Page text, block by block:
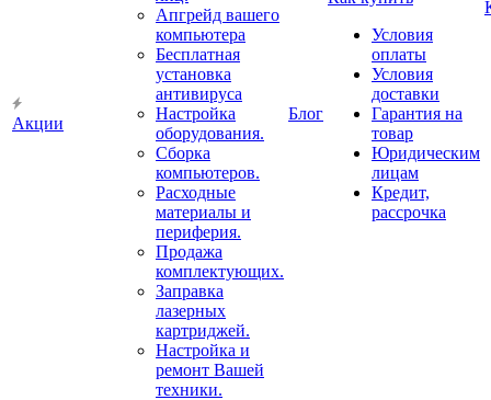
Акции
Апгрейд вашего
компьютера
Бесплатная
установка
антивируса
Настройка
оборудования.
Сборка
компьютеров.
Расходные
материалы и
периферия.
Продажа
комплектующих.
Заправка
лазерных
картриджей.
Настройка и
ремонт Вашей
техники.
Блог
Условия
оплаты
Условия
доставки
Гарантия на
товар
Юридическим
лицам
Кредит,
рассрочка